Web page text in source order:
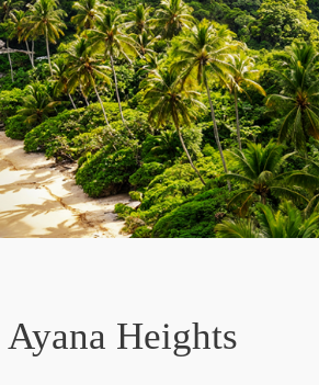
98 013-85-81
mail
Ayana Heights